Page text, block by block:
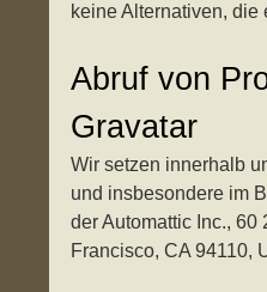
keine Alternativen, die
Abruf von
Gravatar
Wir setzen innerhalb
und insbesondere im
der Automattic Inc., 60
Francisco, CA 94110,